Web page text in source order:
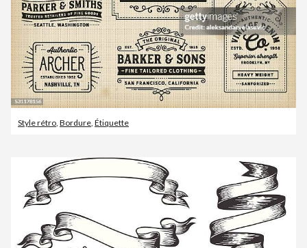
Style rétro, Bordure, Étiquette